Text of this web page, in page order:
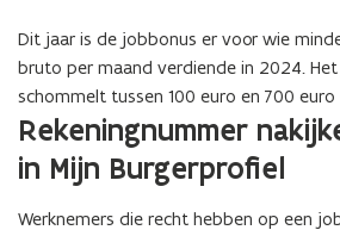
Dit jaar is de jobbonus er voor wie
bruto per maand verdiende in 2024.
schommelt tussen 100 euro en 700
Rekeningnummer
in Mijn Burgerprofiel
Werknemers die recht hebben op een